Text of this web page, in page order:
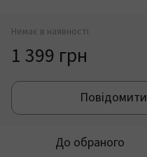
Немає в наявності
1 399 грн
До обраного